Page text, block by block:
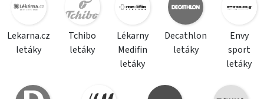
Lekarna.cz
letáky
Tchibo
letáky
Lékarny
Medifin
letáky
Decathlon
letáky
Envy
sport
letáky